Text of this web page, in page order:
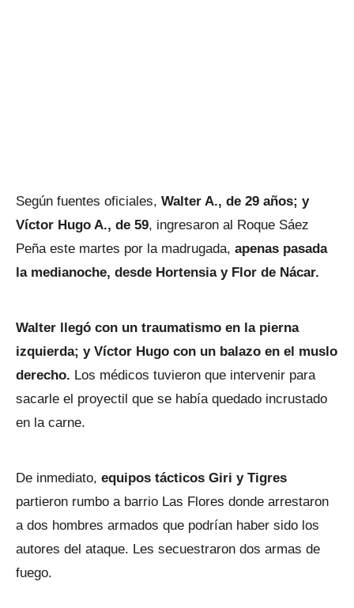
Según fuentes oficiales, Walter A., de 29 años; y
Víctor Hugo A., de 59, ingresaron al Roque Sáez
Peña este martes por la madrugada, apenas pasada
la medianoche, desde Hortensia y Flor de Nácar.
Walter llegó con un traumatismo en la pierna
izquierda; y Víctor Hugo con un balazo en el muslo
derecho. Los médicos tuvieron que intervenir para
sacarle el proyectil que se había quedado incrustado
en la carne.
De inmediato, equipos tácticos Giri y Tigres
partieron rumbo a barrio Las Flores donde arrestaron
a dos hombres armados que podrían haber sido los
autores del ataque. Les secuestraron dos armas de
fuego.